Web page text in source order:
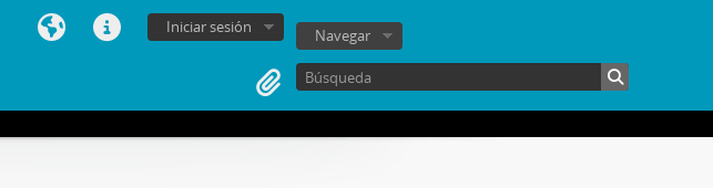
Iniciar sesión Navegar